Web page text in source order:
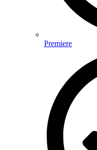
Premiere